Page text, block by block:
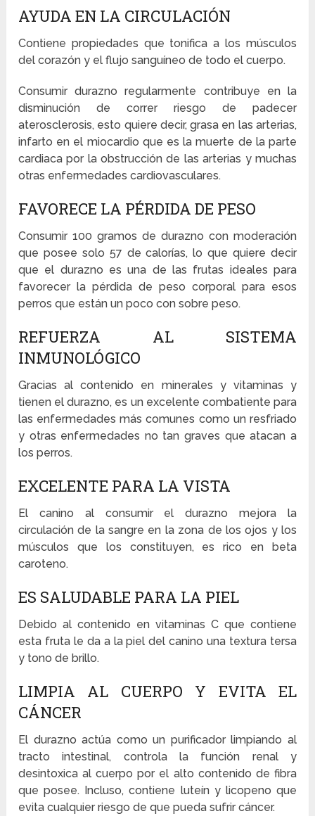
AYUDA EN LA CIRCULACIÓN
Contiene propiedades que tonifica a los músculos
del corazón y el flujo sanguíneo de todo el cuerpo.
Consumir durazno regularmente contribuye en la
disminución de correr riesgo de padecer
aterosclerosis, esto quiere decir, grasa en las arterias,
infarto en el miocardio que es la muerte de la parte
cardiaca por la obstrucción de las arterias y muchas
otras enfermedades cardiovasculares.
FAVORECE LA PÉRDIDA DE PESO
Consumir 100 gramos de durazno con moderación
que posee solo 57 de calorías, lo que quiere decir
que el durazno es una de las frutas ideales para
favorecer la pérdida de peso corporal para esos
perros que están un poco con sobre peso.
REFUERZA AL SISTEMA
INMUNOLÓGICO
Gracias al contenido en minerales y vitaminas y
tienen el durazno, es un excelente combatiente para
las enfermedades más comunes como un resfriado
y otras enfermedades no tan graves que atacan a
los perros.
EXCELENTE PARA LA VISTA
El canino al consumir el durazno mejora la
circulación de la sangre en la zona de los ojos y los
músculos que los constituyen, es rico en beta
caroteno.
ES SALUDABLE PARA LA PIEL
Debido al contenido en vitaminas C que contiene
esta fruta le da a la piel del canino una textura tersa
y tono de brillo.
LIMPIA AL CUERPO Y EVITA EL
CÁNCER
El durazno actúa como un purificador limpiando al
tracto intestinal, controla la función renal y
desintoxica al cuerpo por el alto contenido de fibra
que posee. Incluso, contiene luteín y licopeno que
evita cualquier riesgo de que pueda sufrir cáncer.